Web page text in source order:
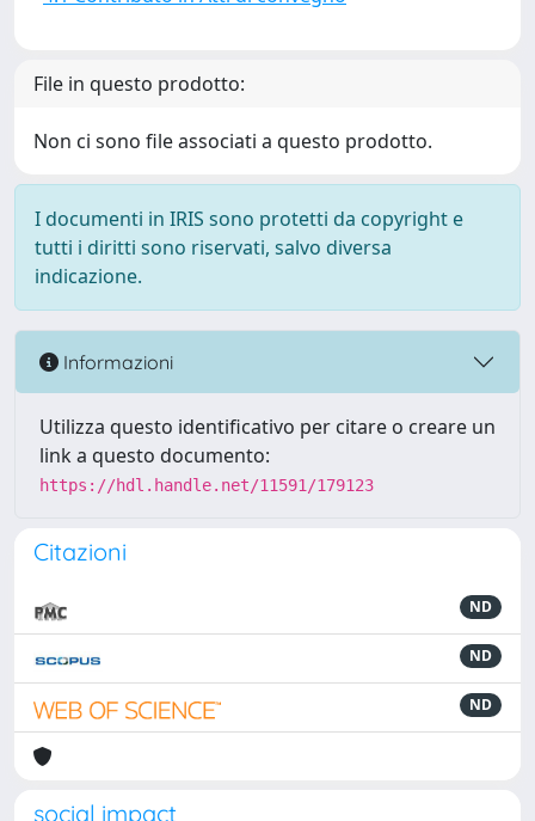
File in questo prodotto:
Non ci sono file associati a questo prodotto.
I documenti in IRIS sono protetti da copyright e
tutti i diritti sono riservati, salvo diversa
indicazione.
Informazioni
Utilizza questo identificativo per citare o creare un
link a questo documento:
https://hdl.handle.net/11591/179123
Citazioni
ND
ND
ND
social impact